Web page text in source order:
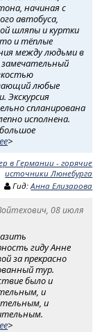
начиная с
автобуса,
шляпы и куртки
и тёплые
между людьми в
замечательный
любые
Экскурсия
спланирована
исполнена.
>
в Германии - горячие
источники Люнебурга
Гид:Анна Елизарова
08 июля
гиду Анне
за прекрасно
тур.
было и
и
и
>